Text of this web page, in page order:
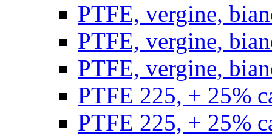
PTFE, vergine,
PTFE, vergine,
PTFE, vergine,
PTFE 225, + 25%
PTFE 225, + 25%